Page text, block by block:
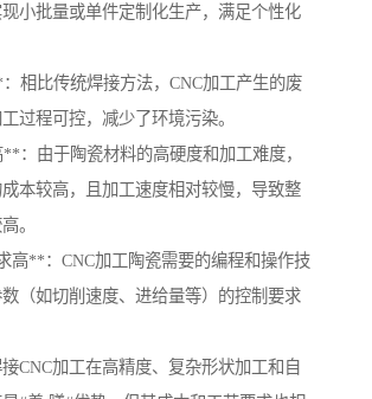
小批量或单件定制化生产，满足个性化
相比传统焊接方法，CNC加工产生的废
过程可控，减少了环境污染。
：由于陶瓷材料的高硬度和加工难度，
本较高，且加工速度相对较慢，导致整
。
高**：CNC加工陶瓷需要的编程和操作技
（如切削速度、进给量等）的控制要求
CNC加工在高精度、复杂形状加工和自